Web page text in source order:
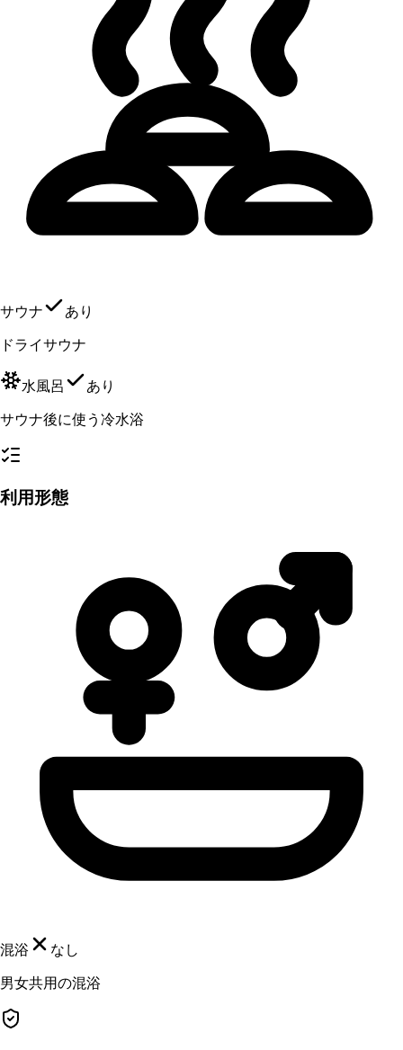
サウナ あり
ドライサウナ
水風呂 あり
サウナ後に使う冷水浴
利用形態
混浴 なし
男女共用の混浴